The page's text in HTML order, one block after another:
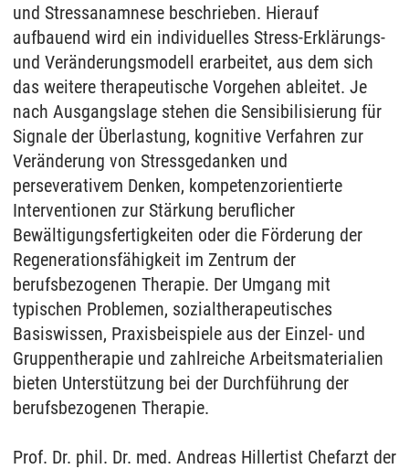
und Stressanamnese beschrieben. Hierauf
aufbauend wird ein individuelles Stress-Erklärungs-
und Veränderungsmodell erarbeitet, aus dem sich
das weitere therapeutische Vorgehen ableitet. Je
nach Ausgangslage stehen die Sensibilisierung für
Signale der Überlastung, kognitive Verfahren zur
Veränderung von Stressgedanken und
perseverativem Denken, kompetenzorientierte
Interventionen zur Stärkung beruflicher
Bewältigungsfertigkeiten oder die Förderung der
Regenerationsfähigkeit im Zentrum der
berufsbezogenen Therapie. Der Umgang mit
typischen Problemen, sozialtherapeutisches
Basiswissen, Praxisbeispiele aus der Einzel- und
Gruppentherapie und zahlreiche Arbeitsmaterialien
bieten Unterstützung bei der Durchführung der
berufsbezogenen Therapie.
Prof. Dr. phil. Dr. med. Andreas Hillertist Chefarzt der